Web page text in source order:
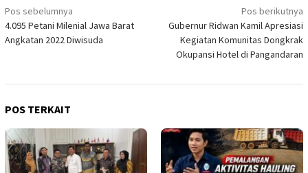
Navigasi
pos
Pos sebelumnya
4.095 Petani Milenial Jawa Barat
Angkatan 2022 Diwisuda
Pos berikutnya
Gubernur Ridwan Kamil Apresiasi
Kegiatan Komunitas Dongkrak
Okupansi Hotel di Pangandaran
POS TERKAIT